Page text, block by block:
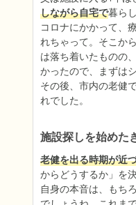
しながら自宅で暮ら
コロナにかかって、
れちゃって。そこか
は落ち着いたものの
かったので、まずは
その後、市内の老健
れでした。
施設探しを始めた
老健を出る時期が近
からどうするか」を
自身の本音は、もち